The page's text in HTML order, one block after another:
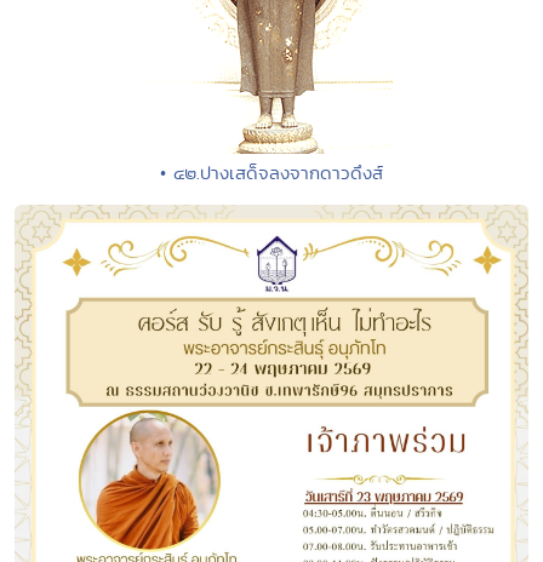
• ๔๒.ปางเสด็จลงจากดาวดึงส์